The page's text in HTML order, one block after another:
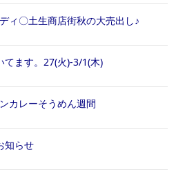
ィ〇土生商店街秋の大売出し♪
てます。27(火)-3/1(木)
カレーそうめん週間
知らせ